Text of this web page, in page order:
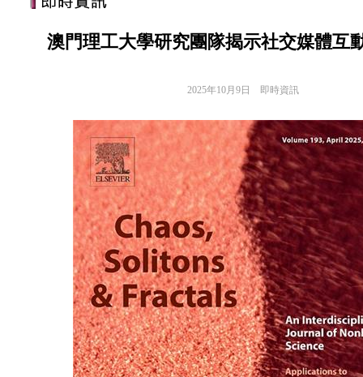
澳門理工大學研究團隊揭示社交媒體互
2025年10月9日 即時資訊